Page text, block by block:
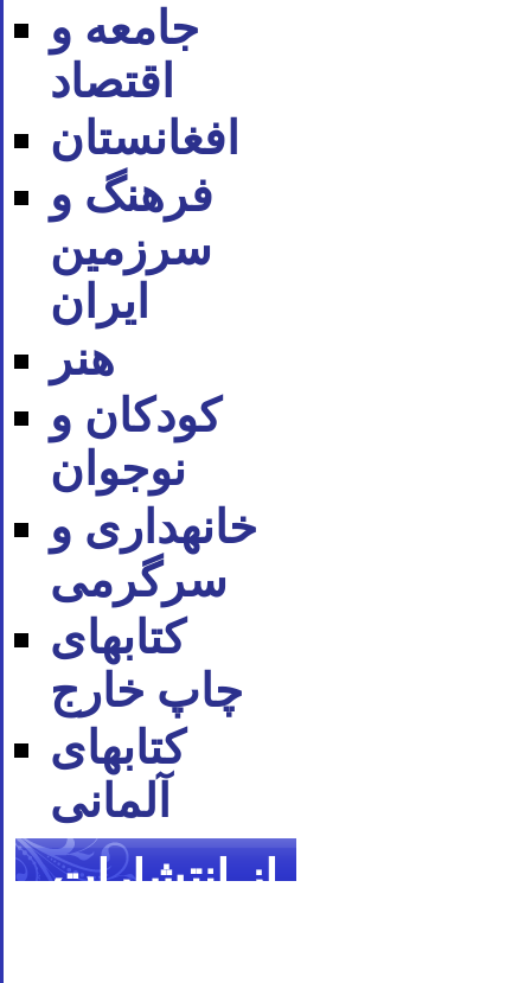
جامعه و
اقتصاد
افغانستان
فرهنگ و
سرزمین
ایران
هنر
کودکان و
نوجوان
خانه‪داری و
سرگرمی
کتاب‪های
چاپ خارج
کتاب‪های
آلمانی
از انتشارات